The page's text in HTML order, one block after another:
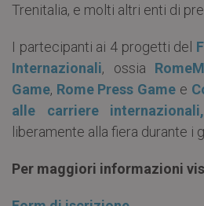
Trenitalia, e molti altri enti di
I partecipanti ai 4 progetti del
Internazionali, ossia
Game, Rome Press Game e
alle carriere
liberamente alla fiera durante i
Per maggiori informazioni